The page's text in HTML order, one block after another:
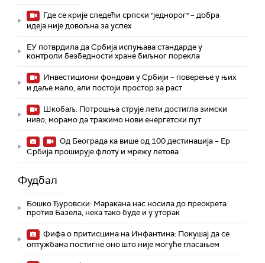
Где се крије следећи српски "једнорог" – добра
идеја није довољна за успех
ЕУ потврдила да Србија испуњава стандарде у
контроли безбедности хране биљног порекла
Инвестициони фондови у Србији – поверење у њих
и даље мало, али постоји простор за раст
Шкобаљ: Потрошња струје лети достигла зимски
ниво, морамо да тражимо нови енергетски пут
Од Београда ка више од 100 дестинација – Ер
Србија проширује флоту и мрежу летова
Фудбал
Бошко Ђуровски: Маракана нас носила до преокрета
против Базела, нека тако буде и у уторак
Фифа о притисцима на Инфантина: Покушај да се
оптужбама постигне оно што није могуће гласањем